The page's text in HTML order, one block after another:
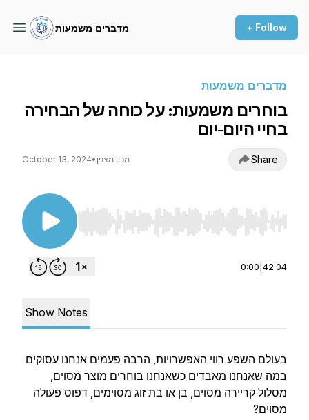
מדברים משמעות + Follow
מדברים משמעות
בוחרים משמעות: על כוחה של הבחירה
בחיי היום-יום
October 13, 2024• מכון מצפן Share
Use Left/Right to seek, Home/End to jump to
0:00 42:04
Show Notes
בעולם השפע רווי האפשרויות, הרבה פעמים אנחנו עסוקים
במה שאנחנו מאבדים כשאנחנו בוחרים מוצר מסוים,
מסלול קריירה מסוים, בן או בת זוג מסוימים, דפוס פעולה
מסוים?